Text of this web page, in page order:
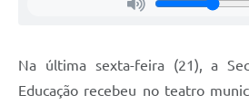
Na última sexta-feira (21), a
Educação recebeu no teatro